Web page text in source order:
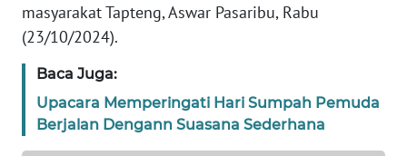
masyarakat Tapteng, Aswar Pasaribu, Rabu
(23/10/2024).
Baca Juga:
Upacara Memperingati Hari Sumpah Pemuda
Berjalan Dengann Suasana Sederhana
WN
BANTEN
WN
NTT